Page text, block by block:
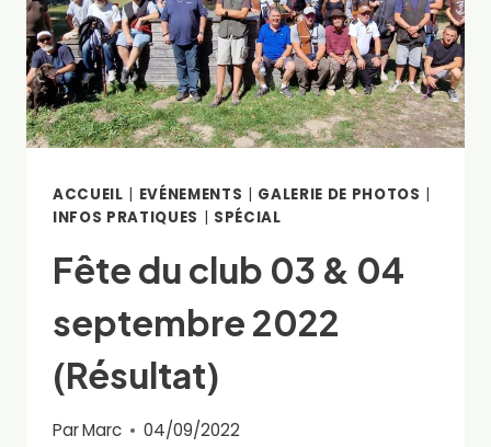
ACCUEIL | EVÉNEMENTS | GALERIE DE PHOTOS |
INFOS PRATIQUES | SPÉCIAL
Fête du club 03 & 04
septembre 2022
(Résultat)
ParMarc 04/09/2022